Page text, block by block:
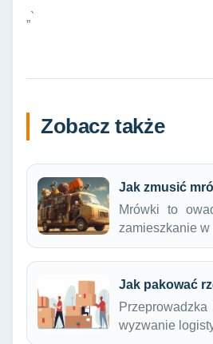
„`
Zobacz także
Jak zmusić
Mrówki to
zamieszkanie
Jak pakować
wyzwanie